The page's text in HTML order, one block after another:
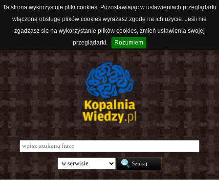
Ta strona wykorzystuje pliki cookies. Pozostawiając w ustawieniach przeglądarki
włączoną obsługę plików cookies wyrażasz zgodę na ich użycie. Jeśli nie
zgadzasz się na wykorzystanie plików cookies, zmień ustawienia swojej
przeglądarki.
Rozumiem